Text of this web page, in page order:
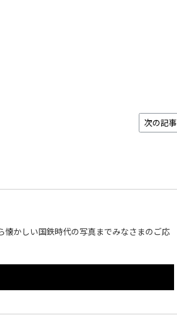
次の記事
懐かしい国鉄時代の写真までみなさまのご応